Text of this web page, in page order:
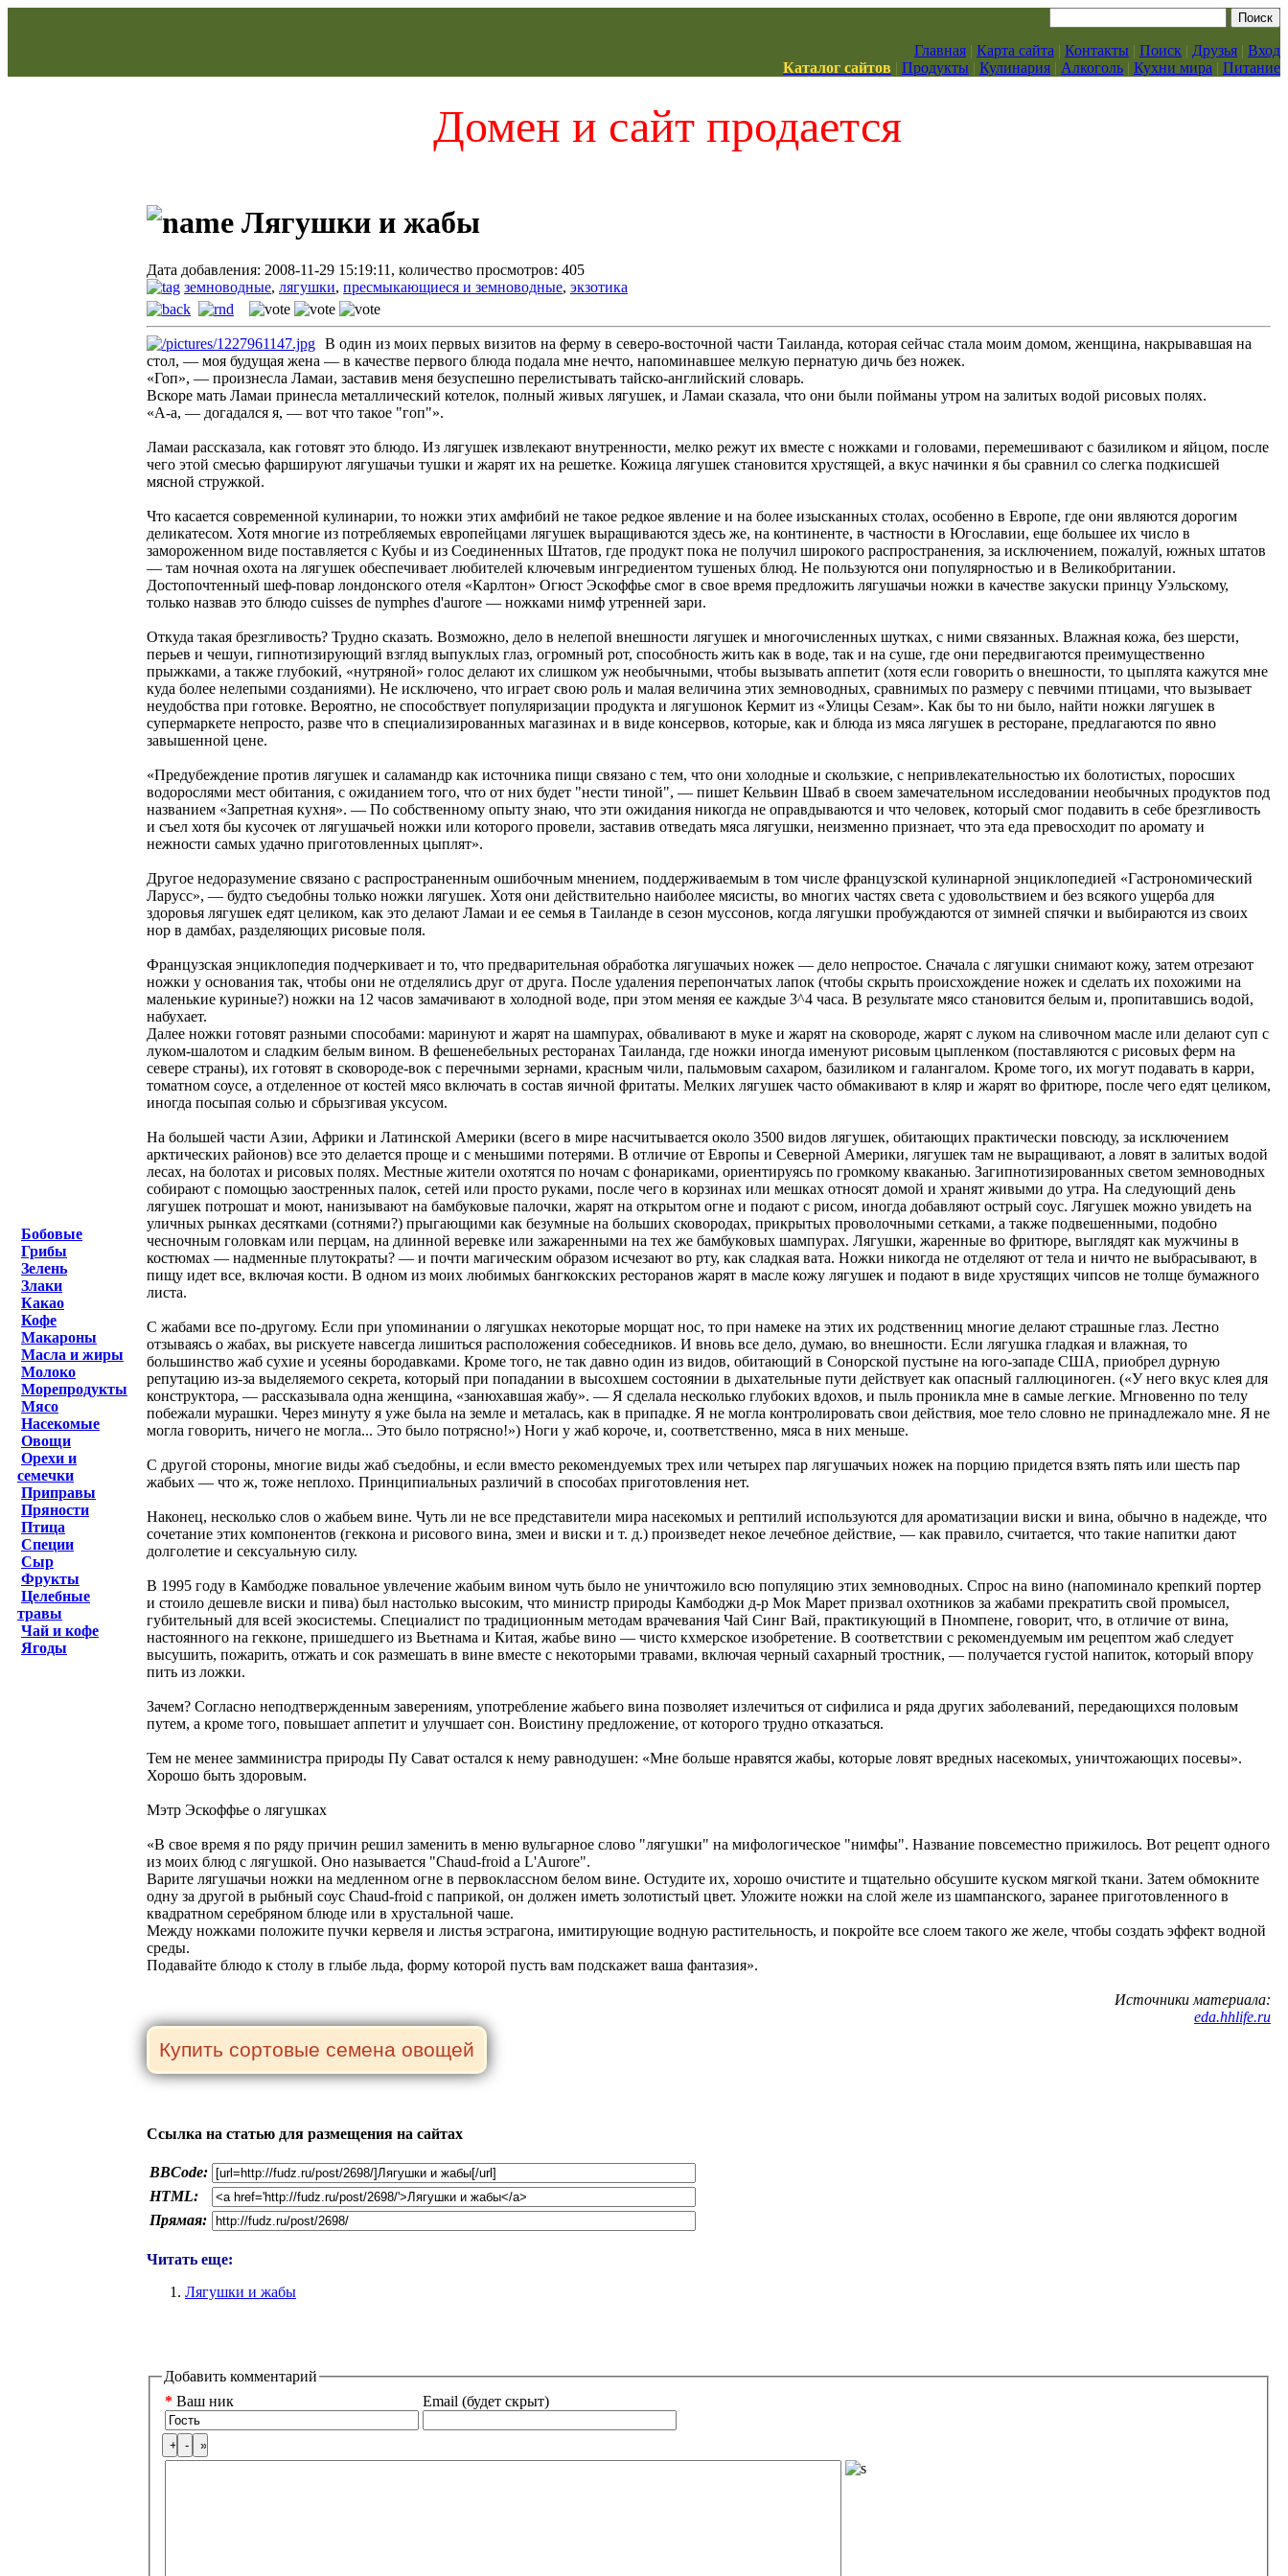
Главная | Карта сайта | Контакты | Поиск | Друзья | Вход
Каталог сайтов | Продукты | Кулинария | Алкоголь | Кухни мира | Питание
Домен и сайт продается
Бобовые
Грибы
Зелень
Злаки
Какао
Кофе
Макароны
Масла и жиры
Молоко
Морепродукты
Мясо
Насекомые
Овощи
Орехи и
семечки
Приправы
Пряности
Птица
Специи
Сыр
Фрукты
Целебные
травы
Чай и кофе
Ягоды
Лягушки и жабы
Дата добавления: 2008-11-29 15:19:11, количество просмотров: 405
земноводные, лягушки, пресмыкающиеся и земноводные, экзотика
В один из моих первых визитов на ферму в северо-восточной части Таиланда, которая сейчас стала моим домом, женщина, накрывавшая на
стол, — моя будущая жена — в качестве первого блюда подала мне нечто, напоминавшее мелкую пернатую дичь без ножек.
«Гоп», — произнесла Ламаи, заставив меня безуспешно перелистывать тайско-английский словарь.
Вскоре мать Ламаи принесла металлический котелок, полный живых лягушек, и Ламаи сказала, что они были пойманы утром на залитых водой рисовых полях.
«А-а, — догадался я, — вот что такое "гоп"».
Ламаи рассказала, как готовят это блюдо. Из лягушек извлекают внутренности, мелко режут их вместе с ножками и головами, перемешивают с базиликом и яйцом, после
чего этой смесью фаршируют лягушачьи тушки и жарят их на решетке. Кожица лягушек становится хрустящей, а вкус начинки я бы сравнил со слегка подкисшей
мясной стружкой.
Что касается современной кулинарии, то ножки этих амфибий не такое редкое явление и на более изысканных столах, особенно в Европе, где они являются дорогим
деликатесом. Хотя многие из потребляемых европейцами лягушек выращиваются здесь же, на континенте, в частности в Югославии, еще большее их число в
замороженном виде поставляется с Кубы и из Соединенных Штатов, где продукт пока не получил широкого распространения, за исключением, пожалуй, южных штатов
— там ночная охота на лягушек обеспечивает любителей ключевым ингредиентом тушеных блюд. Не пользуются они популярностью и в Великобритании.
Достопочтенный шеф-повар лондонского отеля «Карлтон» Огюст Эскоффье смог в свое время предложить лягушачьи ножки в качестве закуски принцу Уэльскому,
только назвав это блюдо cuisses de nymphes d'aurore — ножками нимф утренней зари.
Откуда такая брезгливость? Трудно сказать. Возможно, дело в нелепой внешности лягушек и многочисленных шутках, с ними связанных. Влажная кожа, без шерсти,
перьев и чешуи, гипнотизирующий взгляд выпуклых глаз, огромный рот, способность жить как в воде, так и на суше, где они передвигаются преимущественно
прыжками, а также глубокий, «нутряной» голос делают их слишком уж необычными, чтобы вызывать аппетит (хотя если говорить о внешности, то цыплята кажутся мне
куда более нелепыми созданиями). Не исключено, что играет свою роль и малая величина этих земноводных, сравнимых по размеру с певчими птицами, что вызывает
неудобства при готовке. Вероятно, не способствует популяризации продукта и лягушонок Кермит из «Улицы Сезам». Как бы то ни было, найти ножки лягушек в
супермаркете непросто, разве что в специализированных магазинах и в виде консервов, которые, как и блюда из мяса лягушек в ресторане, предлагаются по явно
завышенной цене.
«Предубеждение против лягушек и саламандр как источника пищи связано с тем, что они холодные и скользкие, с непривлекательностью их болотистых, поросших
водорослями мест обитания, с ожиданием того, что от них будет "нести тиной", — пишет Кельвин Шваб в своем замечательном исследовании необычных продуктов под
названием «Запретная кухня». — По собственному опыту знаю, что эти ожидания никогда не оправдываются и что человек, который смог подавить в себе брезгливость
и съел хотя бы кусочек от лягушачьей ножки или которого провели, заставив отведать мяса лягушки, неизменно признает, что эта еда превосходит по аромату и
нежности самых удачно приготовленных цыплят».
Другое недоразумение связано с распространенным ошибочным мнением, поддерживаемым в том числе французской кулинарной энциклопедией «Гастрономический
Ларусс», — будто съедобны только ножки лягушек. Хотя они действительно наиболее мясисты, во многих частях света с удовольствием и без всякого ущерба для
здоровья лягушек едят целиком, как это делают Ламаи и ее семья в Таиланде в сезон муссонов, когда лягушки пробуждаются от зимней спячки и выбираются из своих
нор в дамбах, разделяющих рисовые поля.
Французская энциклопедия подчеркивает и то, что предварительная обработка лягушачьих ножек — дело непростое. Сначала с лягушки снимают кожу, затем отрезают
ножки у основания так, чтобы они не отделялись друг от друга. После удаления перепончатых лапок (чтобы скрыть происхождение ножек и сделать их похожими на
маленькие куриные?) ножки на 12 часов замачивают в холодной воде, при этом меняя ее каждые 3^4 часа. В результате мясо становится белым и, пропитавшись водой,
набухает.
Далее ножки готовят разными способами: маринуют и жарят на шампурах, обваливают в муке и жарят на сковороде, жарят с луком на сливочном масле или делают суп с
луком-шалотом и сладким белым вином. В фешенебельных ресторанах Таиланда, где ножки иногда именуют рисовым цыпленком (поставляются с рисовых ферм на
севере страны), их готовят в сковороде-вок с перечными зернами, красным чили, пальмовым сахаром, базиликом и галангалом. Кроме того, их могут подавать в карри,
томатном соусе, а отделенное от костей мясо включать в состав яичной фритаты. Мелких лягушек часто обмакивают в кляр и жарят во фритюре, после чего едят целиком,
иногда посыпая солью и сбрызгивая уксусом.
На большей части Азии, Африки и Латинской Америки (всего в мире насчитывается около 3500 видов лягушек, обитающих практически повсюду, за исключением
арктических районов) все это делается проще и с меньшими потерями. В отличие от Европы и Северной Америки, лягушек там не выращивают, а ловят в залитых водой
лесах, на болотах и рисовых полях. Местные жители охотятся по ночам с фонариками, ориентируясь по громкому кваканью. Загипнотизированных светом земноводных
собирают с помощью заостренных палок, сетей или просто руками, после чего в корзинах или мешках относят домой и хранят живыми до утра. На следующий день
лягушек потрошат и моют, нанизывают на бамбуковые палочки, жарят на открытом огне и подают с рисом, иногда добавляют острый соус. Лягушек можно увидеть на
уличных рынках десятками (сотнями?) прыгающими как безумные на больших сковородах, прикрытых проволочными сетками, а также подвешенными, подобно
чесночным головкам или перцам, на длинной веревке или зажаренными на тех же бамбуковых шампурах. Лягушки, жаренные во фритюре, выглядят как мужчины в
костюмах — надменные плутократы? — и почти магическим образом исчезают во рту, как сладкая вата. Ножки никогда не отделяют от тела и ничто не выбрасывают, в
пищу идет все, включая кости. В одном из моих любимых бангкокских ресторанов жарят в масле кожу лягушек и подают в виде хрустящих чипсов не толще бумажного
листа.
С жабами все по-другому. Если при упоминании о лягушках некоторые морщат нос, то при намеке на этих их родственниц многие делают страшные глаз. Лестно
отзываясь о жабах, вы рискуете навсегда лишиться расположения собеседников. И вновь все дело, думаю, во внешности. Если лягушка гладкая и влажная, то
большинство жаб сухие и усеяны бородавками. Кроме того, не так давно один из видов, обитающий в Сонорской пустыне на юго-западе США, приобрел дурную
репутацию из-за выделяемого секрета, который при попадании в высохшем состоянии в дыхательные пути действует как опасный галлюциноген. («У него вкус клея для
конструктора, — рассказывала одна женщина, «занюхавшая жабу». — Я сделала несколько глубоких вдохов, и пыль проникла мне в самые легкие. Мгновенно по телу
побежали мурашки. Через минуту я уже была на земле и металась, как в припадке. Я не могла контролировать свои действия, мое тело словно не принадлежало мне. Я не
могла говорить, ничего не могла... Это было потрясно!») Ноги у жаб короче, и, соответственно, мяса в них меньше.
С другой стороны, многие виды жаб съедобны, и если вместо рекомендуемых трех или четырех пар лягушачьих ножек на порцию придется взять пять или шесть пар
жабьих — что ж, тоже неплохо. Принципиальных различий в способах приготовления нет.
Наконец, несколько слов о жабьем вине. Чуть ли не все представители мира насекомых и рептилий используются для ароматизации виски и вина, обычно в надежде, что
сочетание этих компонентов (геккона и рисового вина, змеи и виски и т. д.) произведет некое лечебное действие, — как правило, считается, что такие напитки дают
долголетие и сексуальную силу.
В 1995 году в Камбодже повальное увлечение жабьим вином чуть было не уничтожило всю популяцию этих земноводных. Спрос на вино (напоминало крепкий портер
и стоило дешевле виски и пива) был настолько высоким, что министр природы Камбоджи д-р Мок Марет призвал охотников за жабами прекратить свой промысел,
губительный для всей экосистемы. Специалист по традиционным методам врачевания Чай Синг Вай, практикующий в Пномпене, говорит, что, в отличие от вина,
настоянного на гекконе, пришедшего из Вьетнама и Китая, жабье вино — чисто кхмерское изобретение. В соответствии с рекомендуемым им рецептом жаб следует
высушить, пожарить, отжать и сок размешать в вине вместе с некоторыми травами, включая черный сахарный тростник, — получается густой напиток, который впору
пить из ложки.
Зачем? Согласно неподтвержденным заверениям, употребление жабьего вина позволяет излечиться от сифилиса и ряда других заболеваний, передающихся половым
путем, а кроме того, повышает аппетит и улучшает сон. Воистину предложение, от которого трудно отказаться.
Тем не менее замминистра природы Пу Сават остался к нему равнодушен: «Мне больше нравятся жабы, которые ловят вредных насекомых, уничтожающих посевы».
Хорошо быть здоровым.
Мэтр Эскоффье о лягушках
«В свое время я по ряду причин решил заменить в меню вульгарное слово "лягушки" на мифологическое "нимфы". Название повсеместно прижилось. Вот рецепт одного
из моих блюд с лягушкой. Оно называется "Chaud-froid a L'Aurore".
Варите лягушачьи ножки на медленном огне в первоклассном белом вине. Остудите их, хорошо очистите и тщательно обсушите куском мягкой ткани. Затем обмокните
одну за другой в рыбный соус Chaud-froid с паприкой, он должен иметь золотистый цвет. Уложите ножки на слой желе из шампанского, заранее приготовленного в
квадратном серебряном блюде или в хрустальной чаше.
Между ножками положите пучки кервеля и листья эстрагона, имитирующие водную растительность, и покройте все слоем такого же желе, чтобы создать эффект водной
среды.
Подавайте блюдо к столу в глыбе льда, форму которой пусть вам подскажет ваша фантазия».
Источники материала:
eda.hhlife.ru
Ссылка на статью для размещения на сайтах
BBCode:
HTML:
Прямая:
Читать еще:
Лягушки и жабы
Добавить комментарий
* Ваш ник Email (будет скрыт)